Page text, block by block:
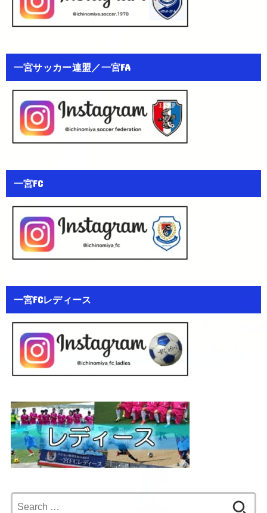
一宮サッカー連盟／一宮FA
一宮FC
一宮FCレディース